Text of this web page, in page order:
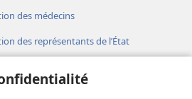
des médecins
des représentants de l’État